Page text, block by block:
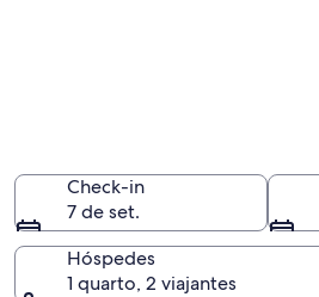
Check-in
7 de set.
Hóspedes
1 quarto, 2 viajantes